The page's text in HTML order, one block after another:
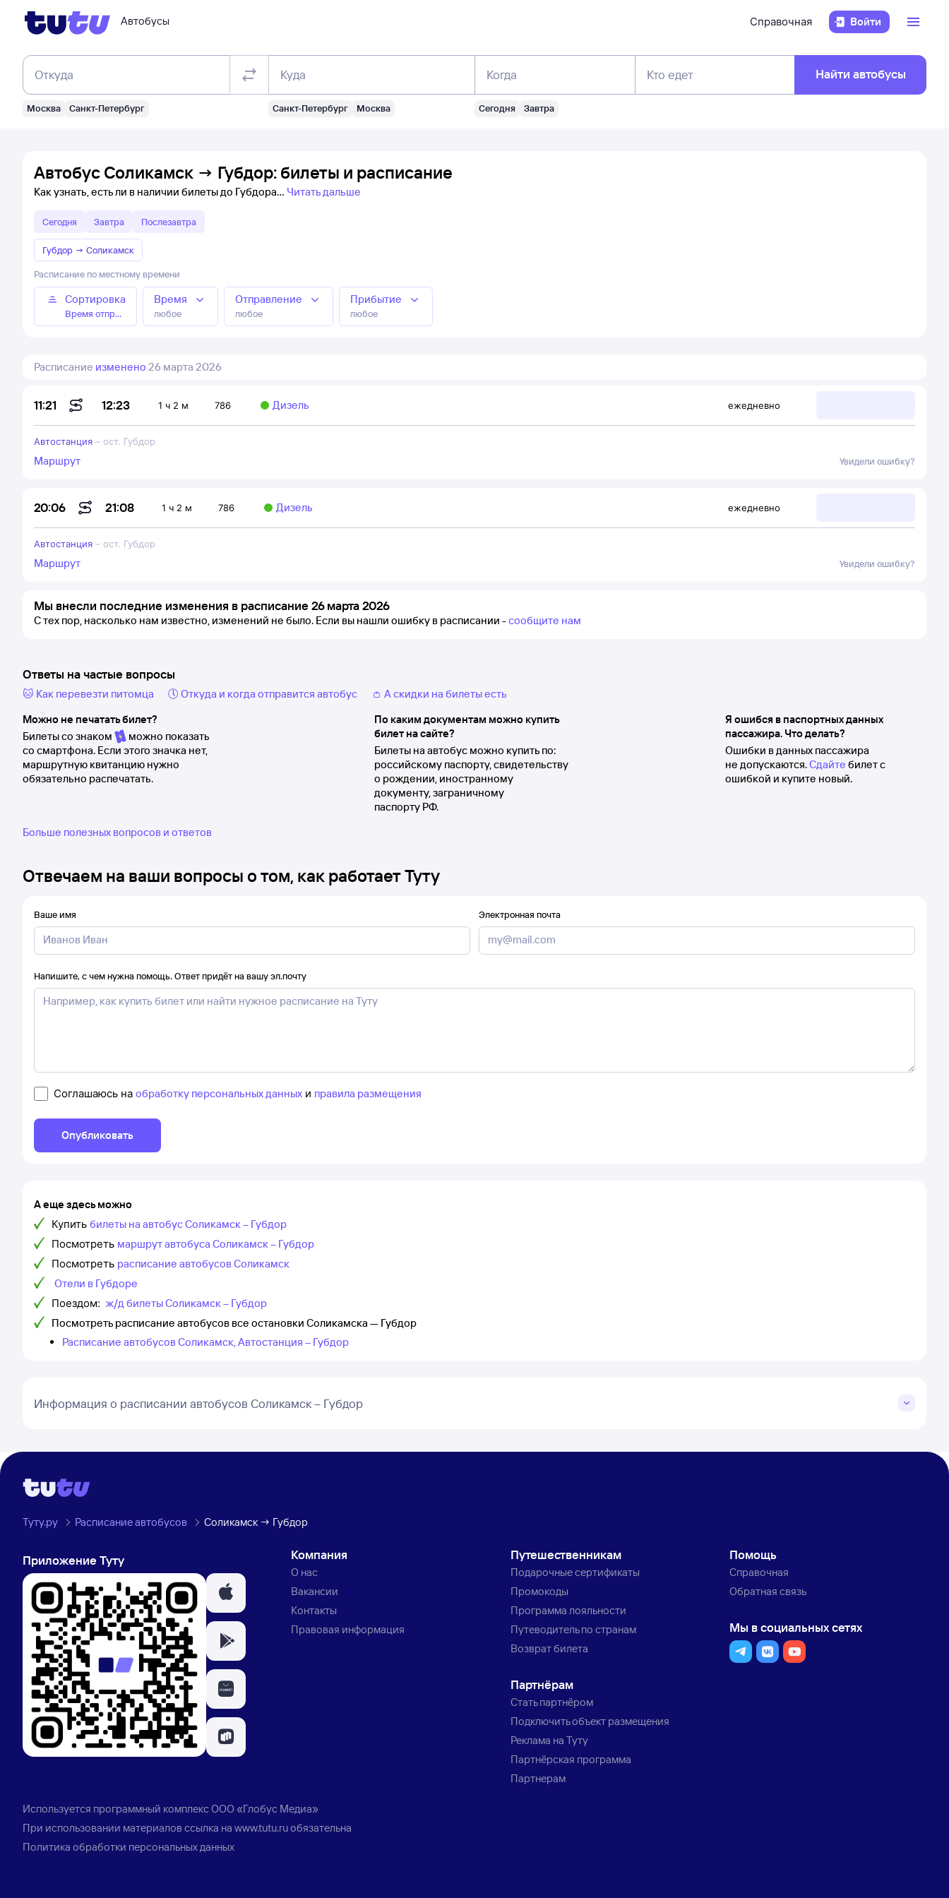
Автобусы Справочная Войти
Откуда
Москва Санкт-Петербург
Куда
Санкт-Петербург Москва
Когда
Сегодня Завтра
Кто едет Найти автобусы
Автобус Соликамск → Губдор: билеты и расписание
Как узнать, есть ли в наличии билеты до Губдора Читать дальше
Сегодня Завтра Послезавтра
Губдор → Соликамск
Расписание по местному времени
Сортировка
Время отправления
Время
любое
Отправление
любое
Прибытие
любое
Расписание изменено 26 марта 2026
11:21 12:23 1 ч 2 м 786 Дизель ежедневно
Автостанция – ост. Губдор
Маршрут Увидели ошибку?
20:06 21:08 1 ч 2 м 786 Дизель ежедневно
Автостанция – ост. Губдор
Маршрут Увидели ошибку?
Мы внесли последние изменения в расписание 26 марта 2026
С тех пор, насколько нам известно, изменений не было. Если вы нашли ошибку в расписании -сообщите нам
Ответы на частые вопросы
🐱 Как перевезти питомца 🕔 Откуда и когда отправится автобус
👛 А скидки на билеты есть
Можно не печатать билет?
Билеты со знаком
можно показать
со смартфона. Если этого значка нет,
маршрутную квитанцию нужно
обязательно распечатать.
По каким документам можно купить
билет на сайте?
Билеты на автобус можно купить по:
российскому паспорту, свидетельству
о рождении, иностранному
документу, заграничному
паспорту РФ.
Я ошибся в паспортных данных
пассажира. Что делать?
Ошибки в данных пассажира
не допускаются.Сдайте билет с
ошибкой и купите новый.
Больше полезных вопросов и ответов
Отвечаем на ваши вопросы о том, как работает Туту
Ваше имя Электронная почта
Напишите, с чем нужна помощь. Ответ придёт на вашу эл.почту
Соглашаюсь на обработку персональных данных и правила размещения
Опубликовать
А еще здесь можно
Купить билеты на автобус Соликамск – Губдор
Посмотреть маршрут автобуса Соликамск – Губдор
Посмотреть расписание автобусов Соликамск
Отели в Губдоре
Поездом: ж/д билеты Соликамск – Губдор
Посмотреть расписание автобусов все остановки Соликамска — Губдор
Расписание автобусов Соликамск, Автостанция – Губдор
Информация о расписании автобусов Соликамск – Губдор
Туту.ру Расписание автобусов Соликамск → Губдор
Приложение Туту Компания
О нас
Вакансии
Контакты
Правовая информация
Путешественникам
Подарочные сертификаты
Промокоды
Программа лояльности
Путеводитель по странам
Возврат билета
Партнёрам
Стать партнёром
Подключить объект размещения
Реклама на Туту
Партнёрская программа
Партнерам
Помощь
Справочная
Обратная связь
Мы в социальных сетях
Используется программный комплексООО «Глобус Медиа»
При использовании материалов ссылка на www.tutu.ruобязательна
Политика обработки персональных данных